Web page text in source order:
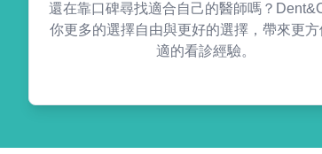
還在靠口碑尋找適合自己的醫師嗎？
你更多的選擇自由與更好的選擇，帶來更方
適的看診經驗。